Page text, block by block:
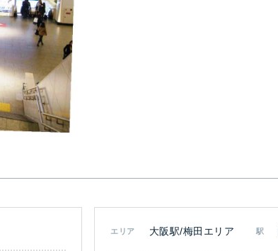
エリア 大阪駅/梅田エリア 駅